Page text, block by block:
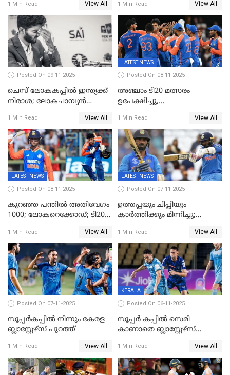
1 Min Read View All 1 Min Read View All
Posted On 09-11-2025
ചെസ് ലോകകപ്പില്‍ ഇന്ത്യക്ക്
നിരാശ; ലോകചാമ്പ്യന്‍
1 Min Read View All
LATEST NEWS
Posted On 08-11-2025
അഞ്ചാം ടി20 മത്സരം
ഉപേക്ഷിച്ചു,
ജയിച്ച് ഇന്ത്യ
1 Min Read View All
LATEST NEWS
Posted On 08-11-2025
കുറഞ്ഞ പന്തിൽ അതിവേഗം
1000; ലോകറെക്കോഡ്; ടി20
അപൂര്‍വനേട്ടവുമായി
അഭിഷേക് ശർമ
1 Min Read View All
LATEST NEWS
Posted On 07-11-2025
ഉത്തപ്പയും ചിപ്ലിയും
കാർത്തിക്കും മിന്നിച്ചു;
ഇന്ത്യ; ഹോങ്കോങ് സിക്സസ്
ക്രിക്കറ്റ് ടൂർണമെന്റിൽ ജയം
1 Min Read View All
Posted On 07-11-2025
സൂപ്പര്‍കപ്പില്‍ നിന്നും കേരള
ബ്ലാസ്റ്റേഴ്‌സ് പുറത്ത്
1 Min Read View All
KERALA
Posted On 06-11-2025
സൂപ്പർ കപ്പിൽ സെമി
കാണാതെ ബ്ലാസ്റ്റേഴ്സ്
1 Min Read View All